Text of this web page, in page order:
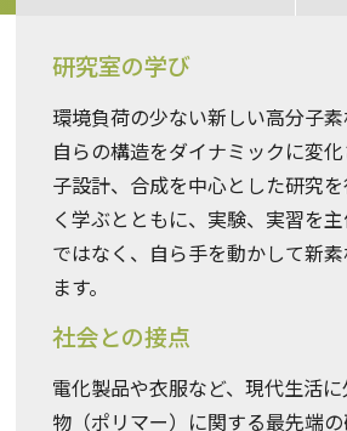
研究室の学び
環境負荷の少ない新しい高分子
自らの構造をダイナミックに変
子設計、合成を中心とした研究
く学ぶとともに、実験、実習を
ではなく、自ら手を動かして新
ます。
社会との接点
電化製品や衣服など、現代生活
物（ポリマー）に関する最先端